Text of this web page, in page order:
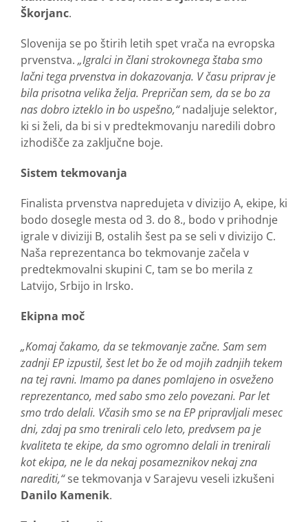
Škorjanc.
Slovenija se po štirih letih spet vrača na evropska
prvenstva. „Igralci in člani strokovnega štaba smo
lačni tega prvenstva in dokazovanja. V času priprav je
bila prisotna velika želja. Prepričan sem, da se bo za
nas dobro izteklo in bo uspešno,“nadaljuje selektor,
ki si želi, da bi si v predtekmovanju naredili dobro
izhodišče za zaključne boje.
Sistem tekmovanja
Finalista prvenstva napredujeta v divizijo A, ekipe, ki
bodo dosegle mesta od 3. do 8., bodo v prihodnje
igrale v diviziji B, ostalih šest pa se seli v divizijo C.
Naša reprezentanca bo tekmovanje začela v
predtekmovalni skupini C, tam se bo merila z
Latvijo, Srbijo in Irsko.
Ekipna moč
„Komaj čakamo, da se tekmovanje začne. Sam sem
zadnji EP izpustil, šest let bo že od mojih zadnjih tekem
na tej ravni. Imamo pa danes pomlajeno in osveženo
reprezentanco, med sabo smo zelo povezani. Par let
smo trdo delali. Včasih smo se na EP pripravljali mesec
dni, zdaj pa smo trenirali celo leto, predvsem pa je
kvaliteta te ekipe, da smo ogromno delali in trenirali
kot ekipa, ne le da nekaj posameznikov nekaj zna
narediti,“se tekmovanja v Sarajevu veseli izkušeni
Danilo Kamenik.